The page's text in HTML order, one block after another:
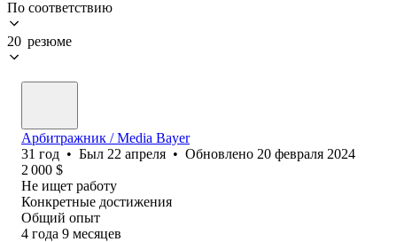
По соответствию
20 резюме
Арбитражник / Media Bayer
31 год • Был 22 апреля • Обновлено 20 февраля 2024
2 000 $
Не ищет работу
Конкретные достижения
Общий опыт
4 года 9 месяцев